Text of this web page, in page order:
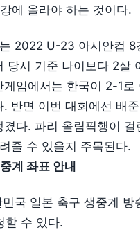
에 올라야 하는 것이다.
2022 U-23 아시안컵
당시 기준 나이보다 2살
임에서는 한국이 2-1
반면 이번 대회에선 배
다. 파리 올림픽행이
줄 수 있을지 주목된다.
계 좌표 안내
국 일본 축구 생중계
할 수 있다.